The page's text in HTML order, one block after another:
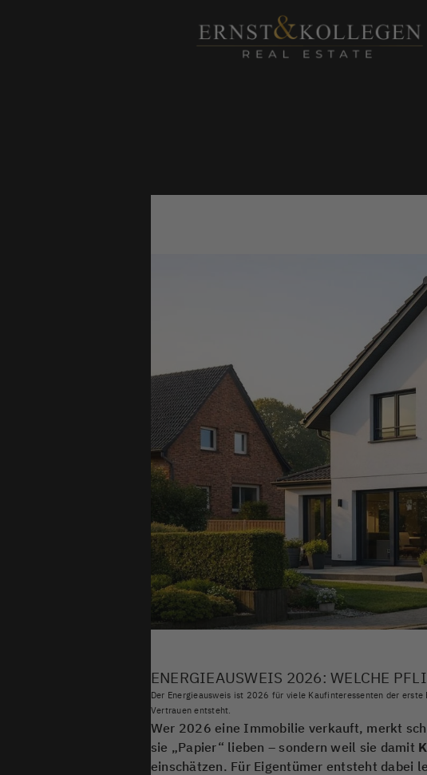
ENERGIEAUSWEIS 2026: WELCHE
Der Energieausweis ist 2026 für viele Kaufinteressenten der
Vertrauen entsteht.
Wer 2026 eine Immobilie verkauft, merkt
sie „Papier“ lieben – sondern weil sie damit
einschätzen. Für Eigentümer entsteht dabei